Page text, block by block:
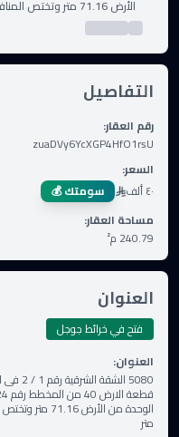
الأرض 71.16 متر وتختص المنافع والأجزاء المشتركة بمساحة 131.07
التفاصيل
رقم العقار:
zuaDVy6YcXGP4HfO1rsU
السعر:
٤٠ ألف
سومتك 💰
مساحة العقار:
240.79 م²
العنوان
فتح في خرائط جوجل
العنوان:
متر